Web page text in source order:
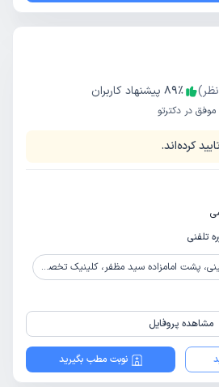
نظر) 89٪
پیشنهاد کاربران
در دکترتو
کرده‌اند.
تلفنی
امامزاده سید مظفر، کلینیک تخصصی ام لیلا، جنب داروخانه جالینوس
مشاهده پروفایل
نوبت مطب بگیرید